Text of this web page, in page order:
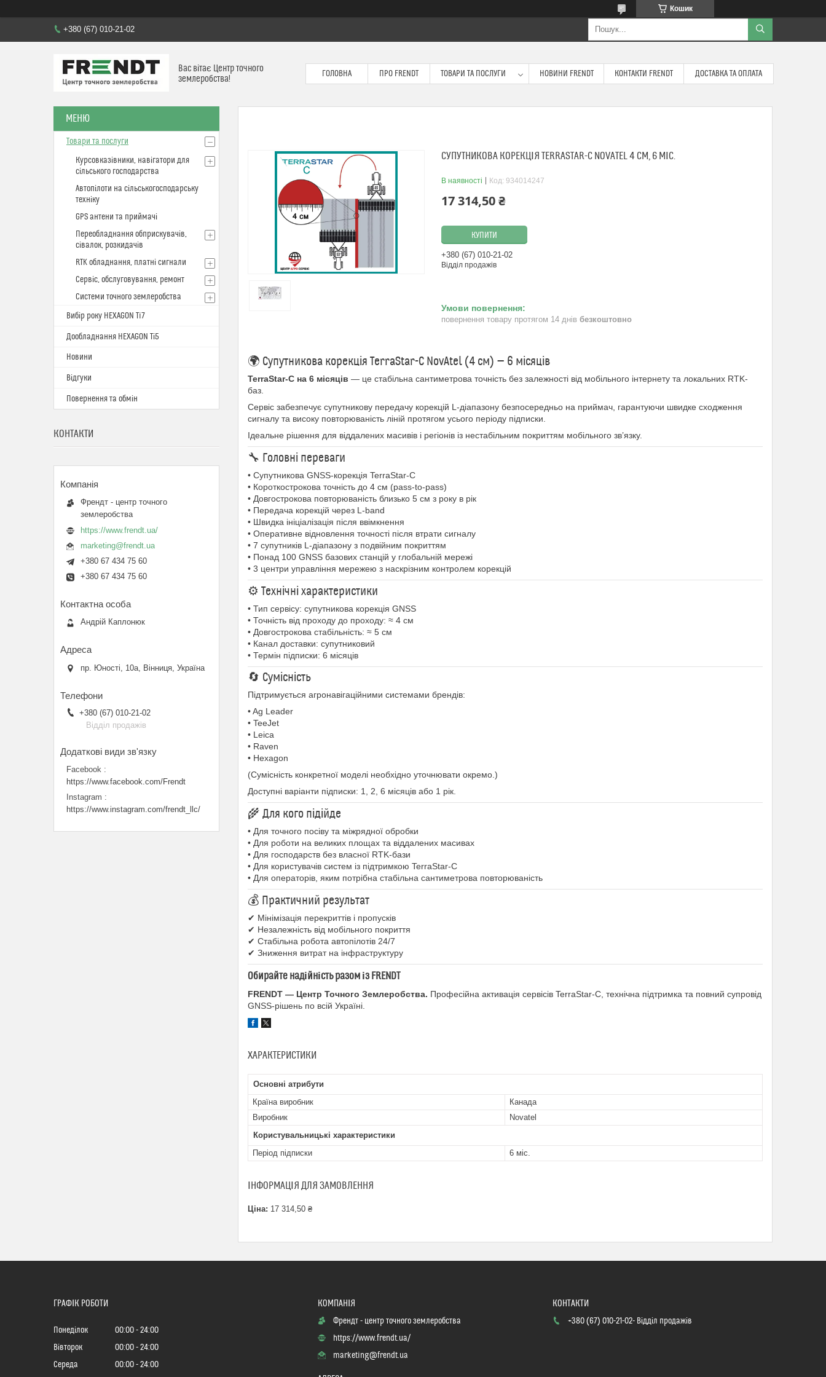
Кошик
+380 (67) 010-21-02
Вас вітає Центр точного
землеробства!
ГОЛОВНА ПРО FRENDT ТОВАРИ ТА ПОСЛУГИ НОВИНИ FRENDT КОНТАКТИ FRENDT ДОСТАВКА ТА ОПЛАТА
СУПУТНИКОВА КОРЕКЦІЯ TERRASTAR-C NOVATEL 4 СМ, 6 МІС.
В наявності Код: 934014247
17 314,50 ₴
КУПИТИ
+380 (67) 010-21-02
Відділ продажів
повернення товару протягом 14 днів безкоштовно
🌍 Супутникова корекція TerraStar-C NovAtel (4 см) — 6 місяців
TerraStar-C на 6 місяців — це стабільна сантиметрова точність без залежності від мобільного інтернету та локальних RTK-
баз.
Сервіс забезпечує супутникову передачу корекцій L-діапазону безпосередньо на приймач, гарантуючи швидке сходження
сигналу та високу повторюваність ліній протягом усього періоду підписки.
Ідеальне рішення для віддалених масивів і регіонів із нестабільним покриттям мобільного зв’язку.
🔧 Головні переваги
• Супутникова GNSS-корекція TerraStar-C
• Короткострокова точність до 4 см (pass-to-pass)
• Довгострокова повторюваність близько 5 см з року в рік
• Передача корекцій через L-band
• Швидка ініціалізація після ввімкнення
• Оперативне відновлення точності після втрати сигналу
• 7 супутників L-діапазону з подвійним покриттям
• Понад 100 GNSS базових станцій у глобальній мережі
• 3 центри управління мережею з наскрізним контролем корекцій
⚙ Технічні характеристики
• Тип сервісу: супутникова корекція GNSS
• Точність від проходу до проходу: ≈ 4 см
• Довгострокова стабільність: ≈ 5 см
• Канал доставки: супутниковий
• Термін підписки: 6 місяців
🔄 Сумісність
Підтримується агронавігаційними системами брендів:
• Ag Leader
• TeeJet
• Leica
• Raven
• Hexagon
(Сумісність конкретної моделі необхідно уточнювати окремо.)
Доступні варіанти підписки: 1, 2, 6 місяців або 1 рік.
🌾 Для кого підійде
• Для точного посіву та міжрядної обробки
• Для роботи на великих площах та віддалених масивах
• Для господарств без власної RTK-бази
• Для користувачів систем із підтримкою TerraStar-C
• Для операторів, яким потрібна стабільна сантиметрова повторюваність
💰 Практичний результат
✔ Мінімізація перекриттів і пропусків
✔ Незалежність від мобільного покриття
✔ Стабільна робота автопілотів 24/7
✔ Зниження витрат на інфраструктуру
Обирайте надійність разом із FRENDT
FRENDT — Центр Точного Землеробства. Професійна активація сервісів TerraStar-C, технічна підтримка та повний супровід
GNSS-рішень по всій Україні.
ХАРАКТЕРИСТИКИ
Основні атрибути
Країна виробник
Канада
Виробник
Novatel
Користувальницькі характеристики
Період підписки
6 міс.
ІНФОРМАЦІЯ ДЛЯ ЗАМОВЛЕННЯ
Ціна: 17 314,50 ₴
Товари та послуги
Курсовказівники, навігатори для
сільського господарства
Автопілоти на сільськогосподарську
техніку
GPS антени та приймачі
Переобладнання обприскувачів,
сівалок, розкидачів
RTK обладнання, платні сигнали
Сервіс, обслуговування, ремонт
Системи точного землеробства
Вибір року HEXAGON Ti7
Дообладнання HEXAGON Ті5
Новини
Відгуки
Повернення та обмін
КОНТАКТИ
Френдт - центр точного
землеробства
https://www.frendt.ua/
marketing@frendt.ua
+380 67 434 75 60
+380 67 434 75 60
Андрій Каплонюк
пр. Юності, 10a, Вінниця, Україна
+380 (67) 010-21-02
Відділ продажів
Facebook
https://www.facebook.com/Frendt
Instagram
https://www.instagram.com/frendt_llc/
ГРАФІК РОБОТИ
Понеділок 00:00
24:00
Вівторок
00:00
24:00
Середа
00:00 24:00
Френдт - центр точного землеробства
https://www.frendt.ua/
marketing@frendt.ua
+380 (67) 010-21-02 Відділ продажів